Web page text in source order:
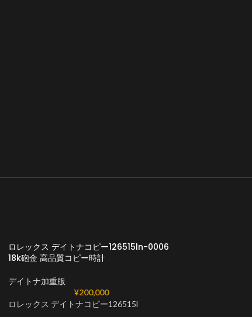
ロレックス デイトナコピー126515ln-0006
18k砲金 高品質コピー時計
デイトナ加重版
¥200,000
ロレックス デイトナコピー126515l